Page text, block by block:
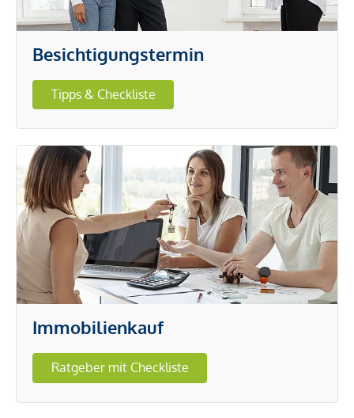
Besichtigungstermin
Tipps & Checkliste
Immobilienkauf
Ratgeber mit Checkliste